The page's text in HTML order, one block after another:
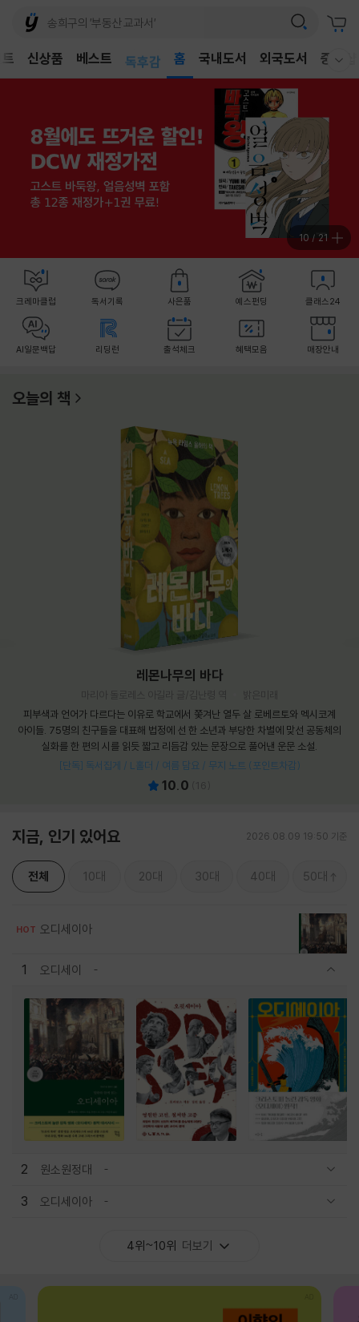
신상품 베스트
독후감
어린이
홈 국내도서 외국도서 중고샵
11 / 21
크레마클럽 독서기록 사은품 예스펀딩 클래스24
AI일문백답 리딩런 출석체크 혜택모음 매장안내
오늘의 책
레몬나무의 바다
피부색과 언어가 다르다는 이유로 학교에서 쫓겨난 열두 살 로베르토와 멕시코계
아이들. 75명의 친구들을 대표해 법정에 선 한 소년과 부당한 차별에 맞선 공동체의
실화를 한 편의 시를 읽듯 짧고 리듬감 있는 문장으로 풀어낸 운문 소설.
[단독] 독서집게 / L홀더 / 여름 담요 / 무지 노트 (포인트차감)
10.0
지금, 인기 있어요 2026.08.09 19:50 기준
전체 10대 20대 30대 40대 50대
HOT 오디세이아
1 오디세이
2 원소원정대
3 오디세이아
4위~10위 더보기